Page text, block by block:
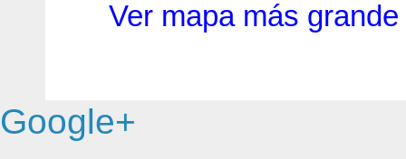
Ver mapa más grande
Google+